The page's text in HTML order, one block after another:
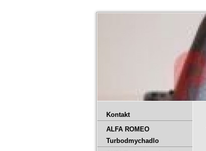
Kontakt
ALFA ROMEO
Turbodmychadlo